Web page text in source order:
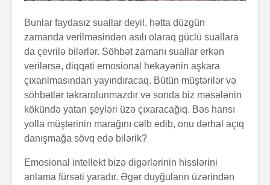
Bunlar faydasız suallar deyil, hətta düzgün
zamanda verilməsindən asılı olaraq güclü suallara
da çevrilə bilərlər. Söhbət zamanı suallar erkən
verilərsə, diqqəti emosional hekayənin aşkara
çıxarılmasından yayındıracaq. Bütün müştərilər və
söhbətlər təkrarolunmazdır və sonda biz məsələnin
kökündə yatan şeyləri üzə çıxaracağıq. Bəs hansı
yolla müştərinin marağını cəlb edib, onu dərhal açıq
danışmağa sövq edə bilərik?
Emosional intellekt bizə digərlərinin hisslərini
anlama fürsəti yaradır. Əgər duyğuların üzərindən